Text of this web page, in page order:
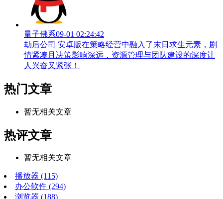
量子佛系09-01 02:24:42
劫后公司 安卓版在策略经营中融入了末日求生元素，剧
情紧凑且决策影响深远，资源管理与团队建设的深度让
人兴奋又紧张！
热门文章
暂无相关文章
热评文章
暂无相关文章
播放器 (115)
办公软件 (294)
浏览器 (188)